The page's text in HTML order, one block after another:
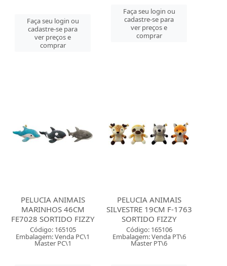
Faça seu login ou
cadastre-se para
ver preços e
comprar
Faça seu login ou
cadastre-se para
ver preços e
comprar
PELUCIA ANIMAIS
MARINHOS 46CM
FE7028 SORTIDO FIZZY
Código: 165105
Embalagem: Venda PC\1
Master PC\1
PELUCIA ANIMAIS
SILVESTRE 19CM F-1763
SORTIDO FIZZY
Código: 165106
Embalagem: Venda PT\6
Master PT\6